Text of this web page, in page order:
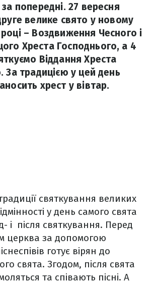
попередні. 27 вересня
велике свято у новому
– Воздвиження Чесного і
Хреста Господнього, а 4
Віддання Хреста
За традицією у цей день
хрест у вівтар.
святкування великих
у день самого свята
і після святкування. Перед
церква за допомогою
готує вірян до
свята. Згодом, після свята
та співають пісні. А